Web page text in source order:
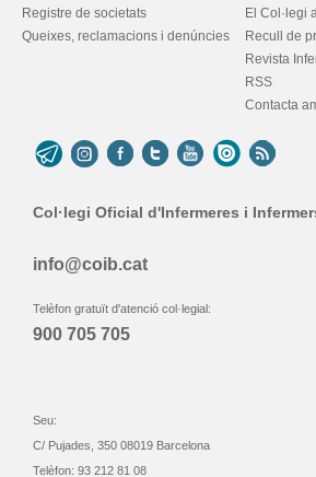
Registre de societats
Queixes, reclamacions i denúncies
El Col·legi
Recull de
Revista
RSS
Contacta
Col·legi Oficial d'Infermeres i
info@coib.cat
Telèfon gratuït d'atenció col·legial:
900 705 705
Seu:
C/ Pujades, 350 08019 Barcelona
Telèfon: 93 212 81 08